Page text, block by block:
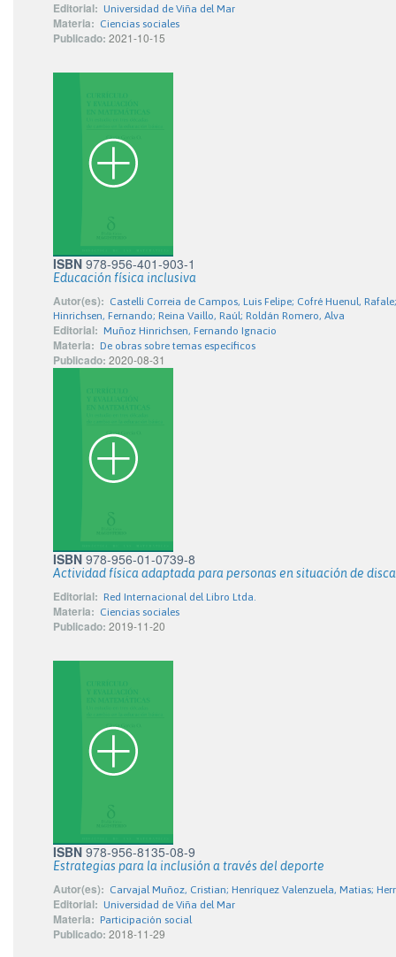
Editorial: Universidad de Viña del Mar
Materia: Ciencias sociales
Publicado: 2021-10-15
ISBN 978-956-401-903-1
Educación física inclusiva
Autor(es): Castelli Correia de Campos, Luis Felipe; Cofré Huenul,
Hinrichsen, Fernando; Reina Vaillo, Raúl; Roldán Romero, Alva
Editorial: Muñoz Hinrichsen, Fernando Ignacio
Materia: De obras sobre temas específicos
Publicado: 2020-08-31
ISBN 978-956-01-0739-8
Actividad física adaptada para personas en situación de
Editorial: Red Internacional del Libro Ltda.
Materia: Ciencias sociales
Publicado: 2019-11-20
ISBN 978-956-8135-08-9
Estrategias para la inclusión a través del deporte
Autor(es): Carvajal Muñoz, Cristian; Henríquez Valenzuela, Matias;
Editorial: Universidad de Viña del Mar
Materia: Participación social
Publicado: 2018-11-29